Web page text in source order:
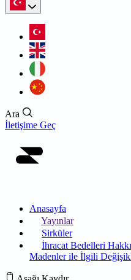
Ara
İletişime Geç
Anasayfa
Yayınlar
Sirküler
İhracat Bedelleri
Madenler ile İlgili